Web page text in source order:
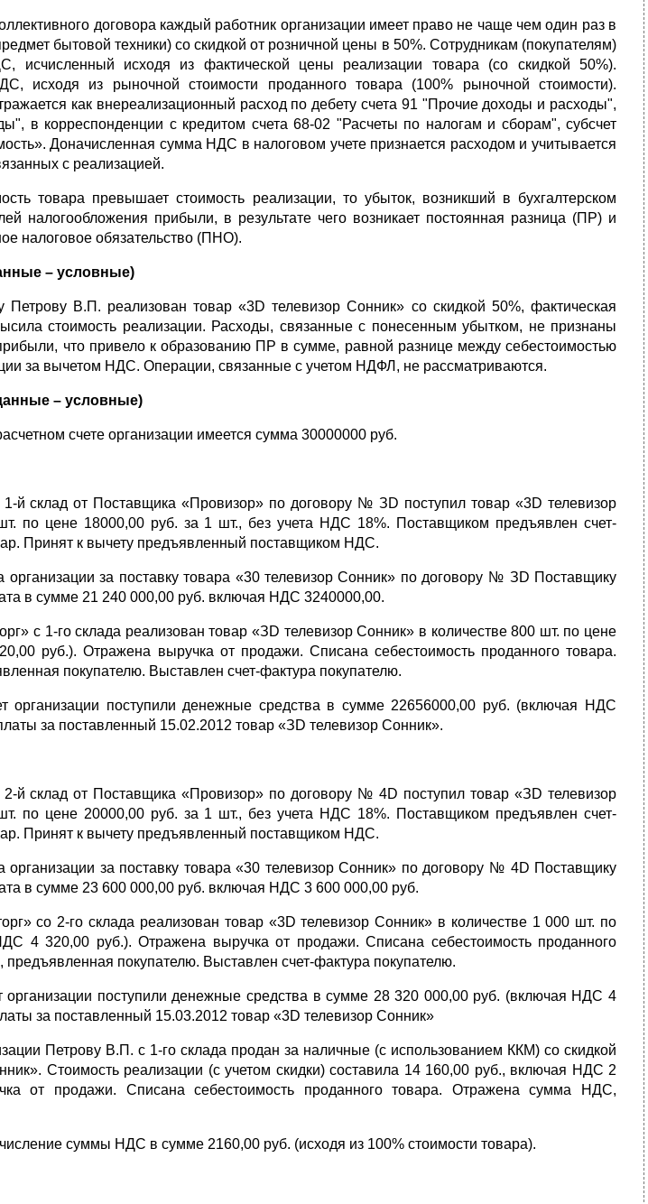
договора каждый работник организации имеет право не чаще чем один раз в
бытовой техники) со скидкой от розничной цены в 50%. Со­трудникам (покупателям)
исчисленный исходя из фактической цены реализации товара (со скидкой 50%).
исходя из рыночной стоимости проданного товара (100% рыночной стоимости).
как внереализационный расход по дебету счета 91 "Прочие доходы и расходы",
в корреспонденции с кредитом счета 68-02 "Расчеты по налогам и сборам", субсчет
Доначисленная сумма НДС в налоговом учете признается расходом и учитывается
с реализацией.
товара превышает стоимость реализации, то убыток, возникший в бухгалтер­ском
налогообложения прибыли, в результате чего возникает постоянная разни­ца (ПР) и
налоговое обязательство (ПНО).
– условные)
Петрову В.П. реализован товар «3D телевизор Сонник» со скидкой 50%, фактиче­ская
стоимость реализации. Расходы, связанные с понесенным убытком, не признаны
что привело к образованию ПР в сумме, равной разнице между себестоимостью
за вычетом НДС. Операции, связанные с учетом НДФЛ, не рассматриваются.
– условные)
счете организации имеется сумма 30000000 руб.
й склад от Поставщика «Провизор» по договору № ЗD поступил товар «3D телевизор
по цене 18000,00 руб. за 1 шт., без учета НДС 18%. Поставщиком предъявлен счет-
Принят к вычету предъявленный поставщиком НДС.
организации за поставку товара «30 телевизор Сонник» по договору № ЗD По­ставщику
в сумме 21 240 000,00 руб. включая НДС 3240000,00.
с 1-го склада реализован товар «ЗD телевизор Сонник» в количестве 800 шт. по цене
руб.). Отражена выручка от продажи. Списана себестоимость проданного товара.
покупателю. Выставлен счет-фактура покупателю.
организации поступили денежные средства в сумме 22656000,00 руб. (вклю­чая НДС
за поставленный 15.02.2012 товар «ЗD телевизор Сонник».
й склад от Поставщика «Провизор» по договору № 4D поступил товар «ЗD телевизор
по цене 20000,00 руб. за 1 шт., без учета НДС 18%. Поставщиком предъявлен счет-
Принят к вычету предъявленный поставщиком НДС.
организации за поставку товара «30 телевизор Сонник» по договору № 4D По­ставщику
в сумме 23 600 000,00 руб. включая НДС 3 600 000,00 руб.
со 2-го склада реализован товар «3D телевизор Сонник» в количестве 1 000 шт. по
4 320,00 руб.). Отражена выручка от продажи. Списа­на себестоимость проданного
покупателю. Выстав­лен счет-фактура покупателю.
организации поступили денежные средства в сумме 28 320 000,00 руб. (вклю­чая НДС 4
за поставленный 15.03.2012 товар «3D телевизор Сонник»
Петрову В.П. с 1-го склада продан за наличные (с использованием ККМ) со скидкой
Стоимость реализации (с учетом скидки) состави­ла 14 160,00 руб., включая НДС 2
от продажи. Списана себестоимость проданного товара. Отражена сумма НДС,
суммы НДС в сумме 2160,00 руб. (исходя из 100% стоимости товара).